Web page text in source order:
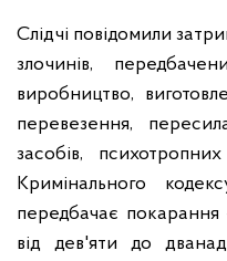
Слідчі повідомили
злочинів,
виробництво,
перевезення,
засобів,
Кримінального
передбачає покарання
від дев'яти до